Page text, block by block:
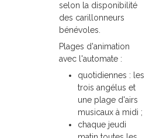
selon la disponibilité
des carillonneurs
bénévoles.
Plages d'animation
avec l'automate :
quotidiennes : les
trois angélus et
une plage d'airs
musicaux à midi ;
chaque jeudi